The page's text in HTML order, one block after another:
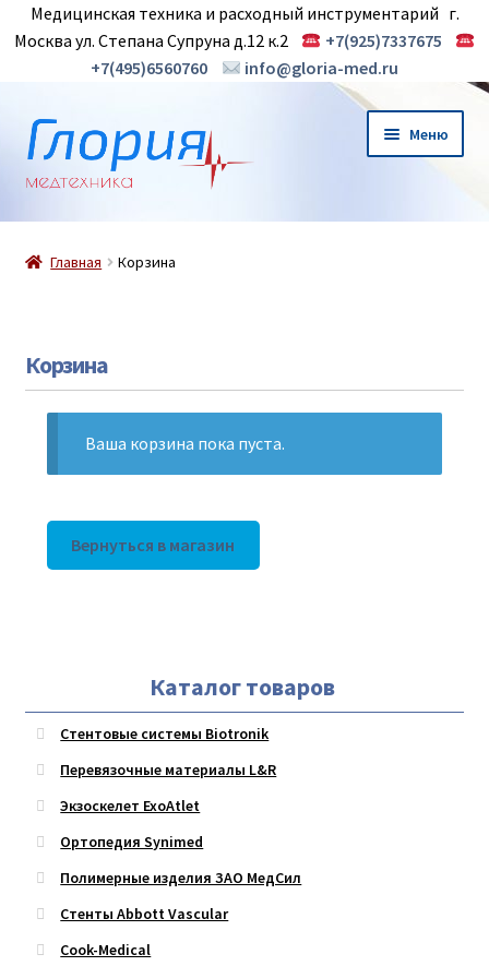
Медицинская техника и расходный инструментарий г.
Москва ул. Степана Супруна д.12 к.2
+7(925)7337675
+7(495)6560760
info@gloria-med.ru
Перейти
к
навигации
Перейти
к
содержимому
Меню
О нас
Контакты
Корзина
Главная Корзина
Корзина
Ваша корзина пока пуста.
Вернуться в магазин
Каталог товаров
Стентовые системы Biotronik
Перевязочные материалы L&R
Экзоскелет ExoAtlet
Ортопедия Synimed
Полимерные изделия ЗАО МедСил
Стенты Abbott Vascular
Cook-Medical